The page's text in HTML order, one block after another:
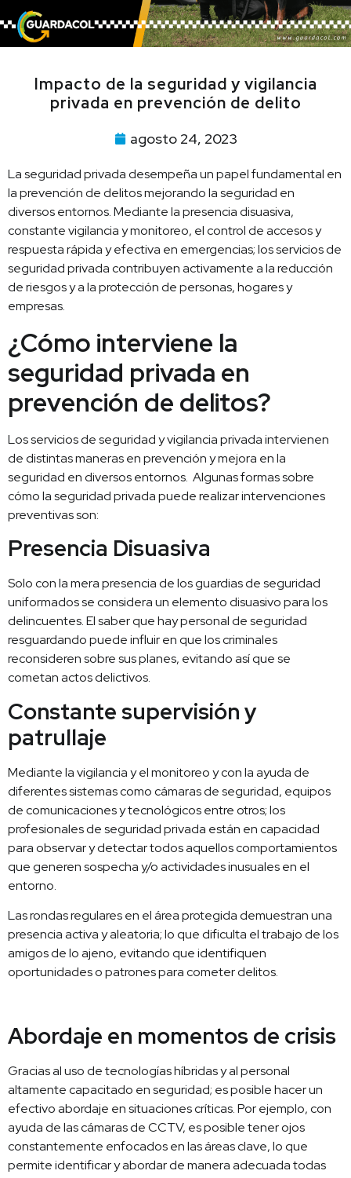
Impacto de la seguridad y vigilancia
privada en prevención de delito
agosto 24, 2023
La seguridad privada desempeña un papel fundamental en
la prevención de delitos mejorando la seguridad en
diversos entornos. Mediante la presencia disuasiva,
constante vigilancia y monitoreo, el control de accesos y
respuesta rápida y efectiva en emergencias; los servicios de
seguridad privada contribuyen activamente a la reducción
de riesgos y a la protección de personas, hogares y
empresas.
¿Cómo interviene la
seguridad privada en
prevención de delitos?
Los servicios de seguridad y vigilancia privada intervienen
de distintas maneras en prevención y mejora en la
seguridad en diversos entornos. Algunas formas sobre
cómo la seguridad privada puede realizar intervenciones
preventivas son:
Presencia Disuasiva
Solo con la mera presencia de los guardias de seguridad
uniformados se considera un elemento disuasivo para los
delincuentes. El saber que hay personal de seguridad
resguardando puede influir en que los criminales
reconsideren sobre sus planes, evitando así que se
cometan actos delictivos.
Constante supervisión y
patrullaje
Mediante la vigilancia y el monitoreo y con la ayuda de
diferentes sistemas como cámaras de seguridad, equipos
de comunicaciones y tecnológicos entre otros; los
profesionales de seguridad privada están en capacidad
para observar y detectar todos aquellos comportamientos
que generen sospecha y/o actividades inusuales en el
entorno.
Las rondas regulares en el área protegida demuestran una
presencia activa y aleatoria; lo que dificulta el trabajo de los
amigos de lo ajeno, evitando que identifiquen
oportunidades o patrones para cometer delitos.
Abordaje en momentos de crisis
Gracias al uso de tecnologías híbridas y al personal
altamente capacitado en seguridad; es posible hacer un
efectivo abordaje en situaciones críticas. Por ejemplo, con
ayuda de las cámaras de CCTV, es posible tener ojos
constantemente enfocados en las áreas clave, lo que
permite identificar y abordar de manera adecuada todas